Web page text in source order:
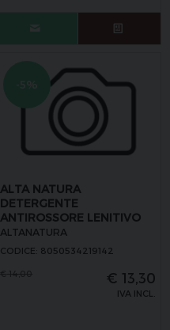
ALTA NATURA
DETERGENTE
ANTIROSSORE LENITIVO
CON SKINALENYL 150 ML
ALTANATURA
CODICE: 8050534219142
€ 13,30
IVA INCL.